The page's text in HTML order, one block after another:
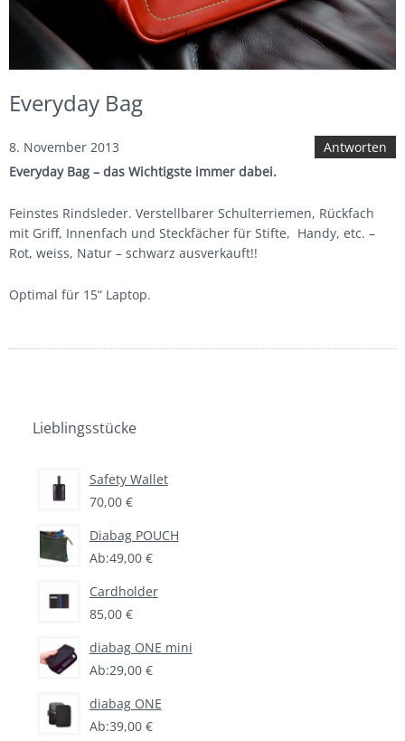
colin’s nach Maß
colin’s B2B
colin´s Autogepäck
über colin’s
Design
Die Lederschürze
Everyday Bag
8. November 2013
Antworten
Everyday Bag – das Wichtigste immer dabei.
Feinstes Rindsleder. Verstellbarer Schulterriemen, Rückfach
mit Griff, Innenfach und Steckfächer für Stifte, Handy, etc. –
Rot, weiss, Natur – schwarz ausverkauft!!
Optimal für 15“ Laptop.
Lieblingsstücke
Safety Wallet
70,00 €
Diabag POUCH
Ab:49,00 €
Cardholder
85,00 €
diabag ONE mini
Ab:29,00 €
diabag ONE
Ab:39,00 €